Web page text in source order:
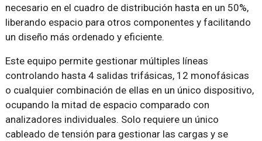
necesario en el cuadro de distribución hasta en un 50%,
liberando espacio para otros componentes y facilitando
un diseño más ordenado y eficiente.
Este equipo permite gestionar múltiples líneas
controlando hasta 4 salidas trifásicas, 12 monofásicas
o cualquier combinación de ellas en un único dispositivo,
ocupando la mitad de espacio comparado con
analizadores individuales. Solo requiere un único
cableado de tensión para gestionar las cargas y se